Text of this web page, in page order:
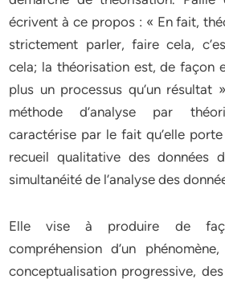
écrivent à ce propos : « En fait,
strictement parler, faire cela,
cela; la théorisation est, de façon
plus un processus qu’un
méthode d’analyse par
caractérise par le fait qu’elle
recueil qualitative des données
simultanéité de l’analyse des
Elle vise à produire de
compréhension d’un
conceptualisation progressive,